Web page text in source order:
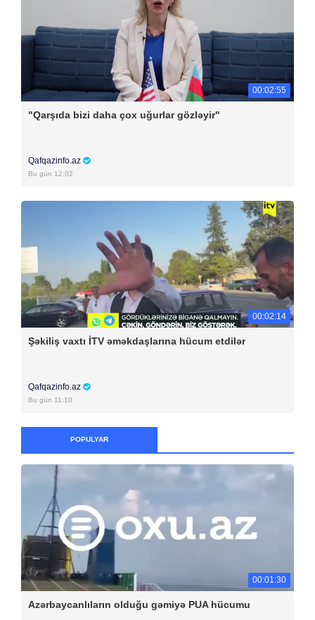
00:02:55
"Qarşıda bizi daha çox uğurlar gözləyir"
Qafqazinfo.az
Bu gün 12:02
00:02:14
Şəkiliş vaxtı İTV əməkdaşlarına hücum etdilər
Qafqazinfo.az
Bu gün 11:10
POPULYAR
00:01:30
Azərbaycanlıların olduğu gəmiyə PUA hücumu